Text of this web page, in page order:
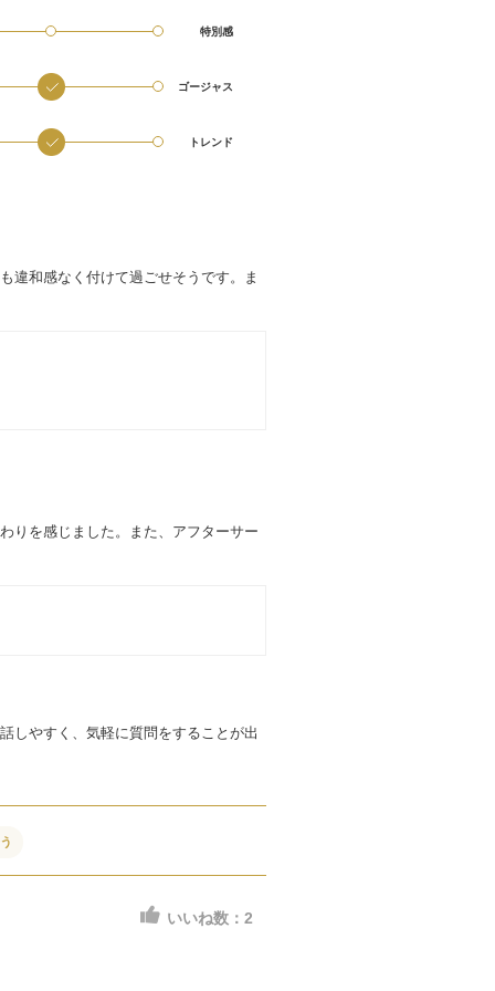
特別感
ゴージャス
トレンド
違和感なく付けて過ごせそうです。ま
りを感じました。また、アフターサー
しやすく、気軽に質問をすることが出
いいね数： 2